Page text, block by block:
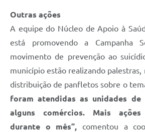
Outras ações
A equipe do Núcleo de Apoio à
está promovendo a Campanha
movimento de prevenção ao
município estão realizando palestras,
distribuição de panfletos sobre o
foram atendidas as unidades
alguns comércios. Mais
durante o mês”,
comentou a